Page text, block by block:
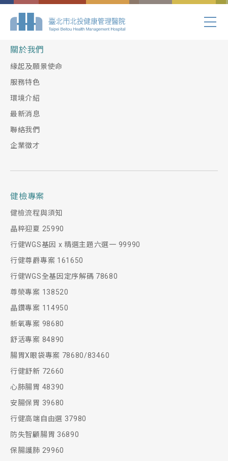
Index.php
關於我們
緣起及願景使命
服務特色
環境介紹
最新消息
聯絡我們
企業徵才
健檢專案
健檢流程與須知
晶粹迎夏 25990
行健WGS基因 x 精選主題六選一 99990
行健尊爵專案 161650
行健WGS全基因定序解碼 78680
尊榮專案 138520
晶鑽專案 114950
新氧專案 98680
舒活專案 84890
腸胃X眼袋專案 78680/83460
行健舒新 72660
心肺腸胃 48390
安腸保胃 39680
行健高端自由選 37980
防失智顧腸胃 36890
保腸護肺 29960